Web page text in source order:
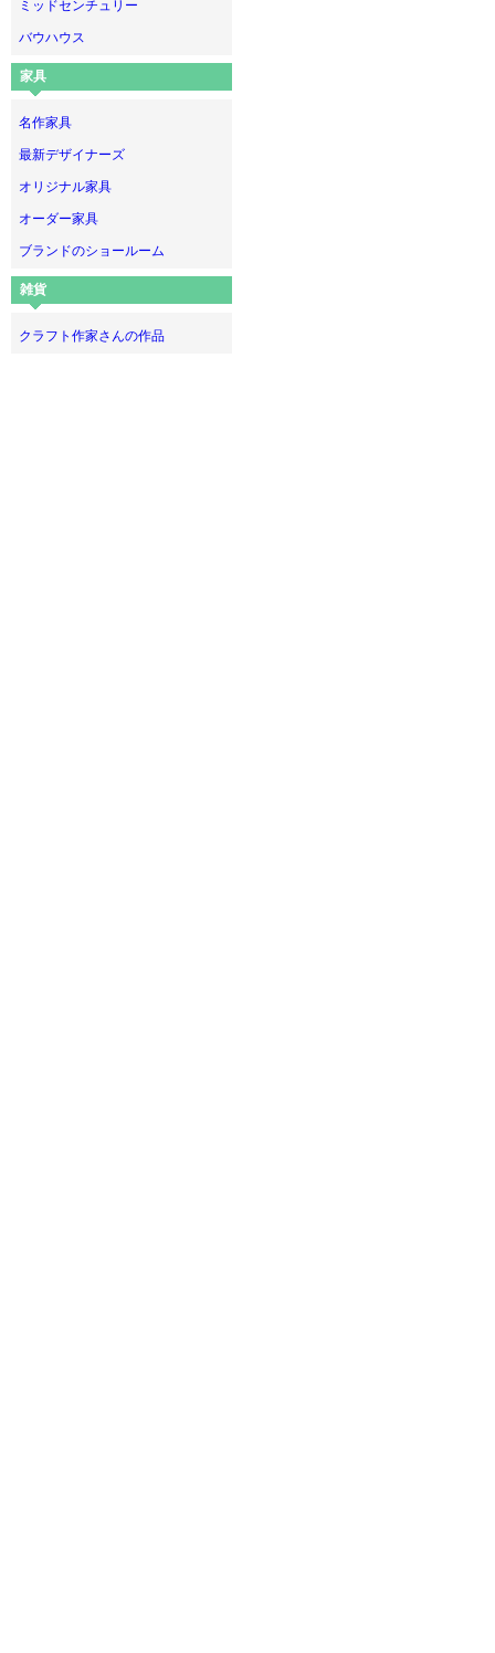
ミッドセンチュリー
バウハウス
家具
名作家具
最新デザイナーズ
オリジナル家具
オーダー家具
ブランドのショールーム
雑貨
クラフト作家さんの作品